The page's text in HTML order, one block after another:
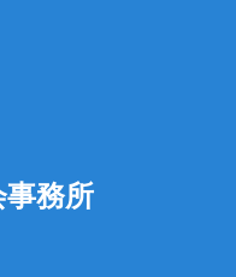
務所